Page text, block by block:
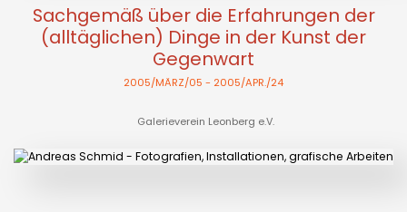
Sachgemäß über die Erfahrungen der
(alltäglichen) Dinge in der Kunst der
Gegenwart
2005/MÄRZ/05 - 2005/APR./24
Galerieverein Leonberg e.V.